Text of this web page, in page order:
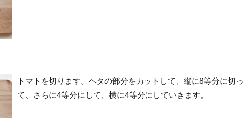
トマトを切ります。ヘタの部分をカットして、縦に8等分に切っ
て、さらに4等分にして、横に4等分にしていきます。